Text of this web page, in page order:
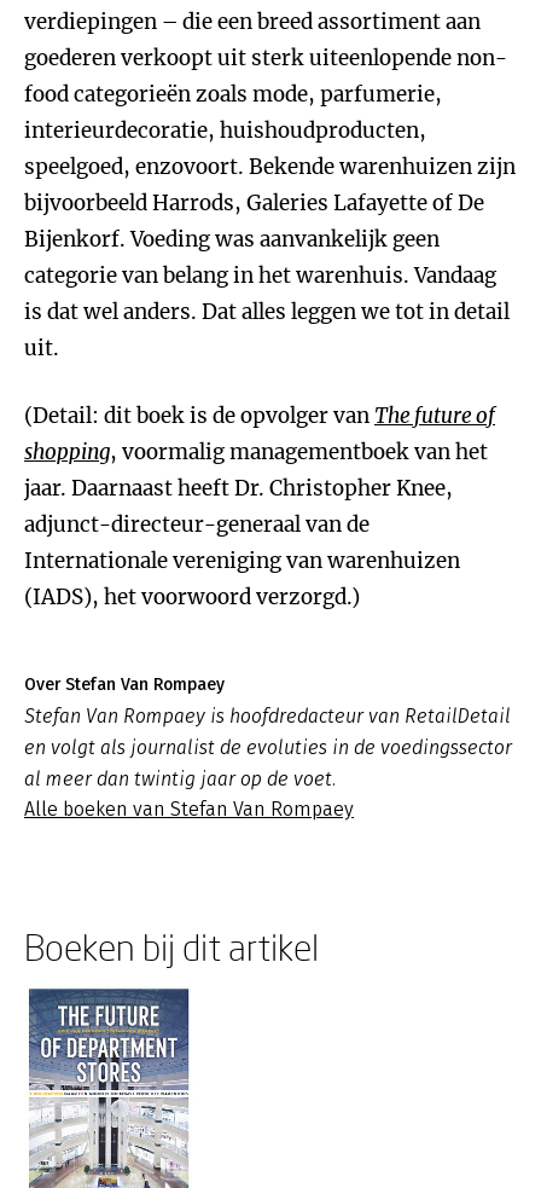
verdiepingen – die een breed assortiment aan
goederen verkoopt uit sterk uiteenlopende non-
food categorieën zoals mode, parfumerie,
interieurdecoratie, huishoudproducten,
speelgoed, enzovoort. Bekende warenhuizen zijn
bijvoorbeeld Harrods, Galeries Lafayette of De
Bijenkorf. Voeding was aanvankelijk geen
categorie van belang in het warenhuis. Vandaag
is dat wel anders. Dat alles leggen we tot in detail
uit.
(Detail: dit boek is de opvolger van The future of
shopping, voormalig managementboek van het
jaar. Daarnaast heeft Dr. Christopher Knee,
adjunct-directeur-generaal van de
Internationale vereniging van warenhuizen
(IADS), het voorwoord verzorgd.)
Over Stefan Van Rompaey
Stefan Van Rompaey is hoofdredacteur van RetailDetail
en volgt als journalist de evoluties in de voedingssector
al meer dan twintig jaar op de voet.
Alle boeken van Stefan Van Rompaey
Boeken bij dit artikel